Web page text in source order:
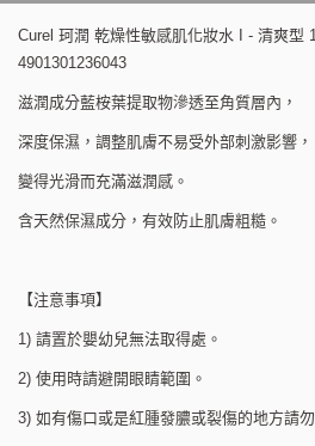
Curel 珂潤 乾燥性敏感肌化妝水 I - 清爽
4901301236043
滋潤成分藍桉葉提取物滲透至角質層內，
深度保濕，調整肌膚不易受外部刺激影響，
變得光滑而充滿滋潤感。
含天然保濕成分，有效防止肌膚粗糙。
【注意事項】
1) 請置於嬰幼兒無法取得處。
2) 使用時請避開眼睛範圍。
3) 如有傷口或是紅腫發膿或裂傷的地方請勿